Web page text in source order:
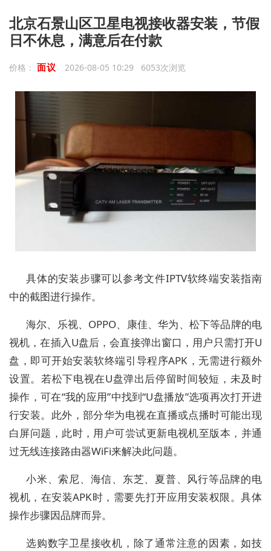
北京石景山区卫星电视接收器安装，节假
日不休息，满意后在付款
价格： 面议 2026-08-05 10:29 6053次浏览
具体的安装步骤可以参考文件IPTV软终端安装指南
中的截图进行操作。
海尔、乐视、OPPO、康佳、华为、松下等品牌的电
视机，在插入U盘后，会直接弹出窗口，用户只需打开U
盘，即可开始安装软终端引导程序APK，无需进行额外
设置。若松下电视在U盘弹出后停留时间较短，未及时
操作，可在“我的应用”中找到“U盘播放”选项再次打开进
行安装。此外，部分华为电视在直播或点播时可能出现
白屏问题，此时，用户可尝试更新电视机至版本，并通
过无线连接路由器WiFi来解决此问题。
小米、索尼、海信、东芝、夏普、风行等品牌的电
视机，在安装APK时，需要先打开应用安装权限。具体
操作步骤因品牌而异。
选购数字卫星接收机，除了通常注意的因素，如技